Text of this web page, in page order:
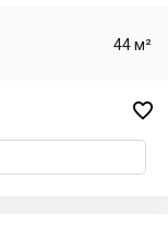
44 м²
